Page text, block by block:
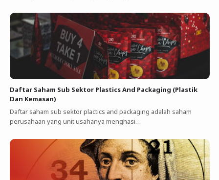
Daftar Saham Sub Sektor Plastics And Packaging (Plastik
Dan Kemasan)
Daftar saham sub sektor plactics and packaging adalah saham
perusahaan yang unit usahanya menghasi…